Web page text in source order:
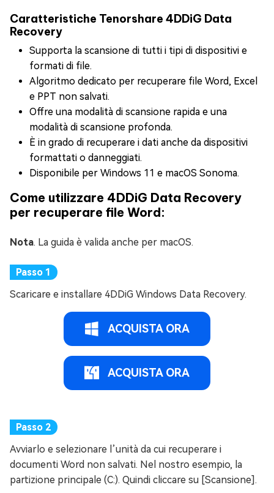
Caratteristiche Tenorshare 4DDiG Data
Recovery
Supporta la scansione di tutti i tipi di dispositivi e
formati di file.
Algoritmo dedicato per recuperare file Word, Excel
e PPT non salvati.
Offre una modalità di scansione rapida e una
modalità di scansione profonda.
È in grado di recuperare i dati anche da dispositivi
formattati o danneggiati.
Disponibile per Windows 11 e macOS Sonoma.
Come utilizzare 4DDiG Data Recovery
per recuperare file Word:
Nota. La guida è valida anche per macOS.
Scaricare e installare 4DDiG Windows Data Recovery.
ACQUISTA ORA
ACQUISTA ORA
Avviarlo e selezionare l’unità da cui recuperare i
documenti Word non salvati. Nel nostro esempio, la
partizione principale (C:). Quindi cliccare su [Scansione].